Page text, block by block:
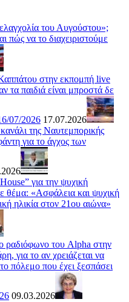
του Αυγούστου»;
πώς να το διαχειριστούμε
στην εκπομπή live
τα παιδιά είναι μπροστά δε
07/2026 17.07.2026
της Ναυτεμπορικής
για το άγχος των
για την ψυχική
θέμα: «Ασφάλεια και ψυχική
ηλικία στον 21ου αιώνα»
του Alpha στην
για το αν χρειάζεται να
πόλεμο που έχει ξεσπάσει
09.03.2026